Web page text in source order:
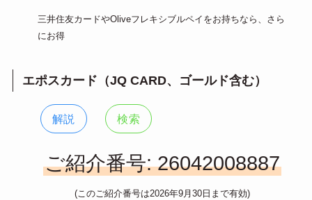
三井住友カードやOliveフレキシブルペイをお持ちなら、さら
にお得
エポスカード（JQ CARD、ゴールド含む）
解説 検索
ご紹介番号: 26042008887
(このご紹介番号は2026年9月30日まで有効)